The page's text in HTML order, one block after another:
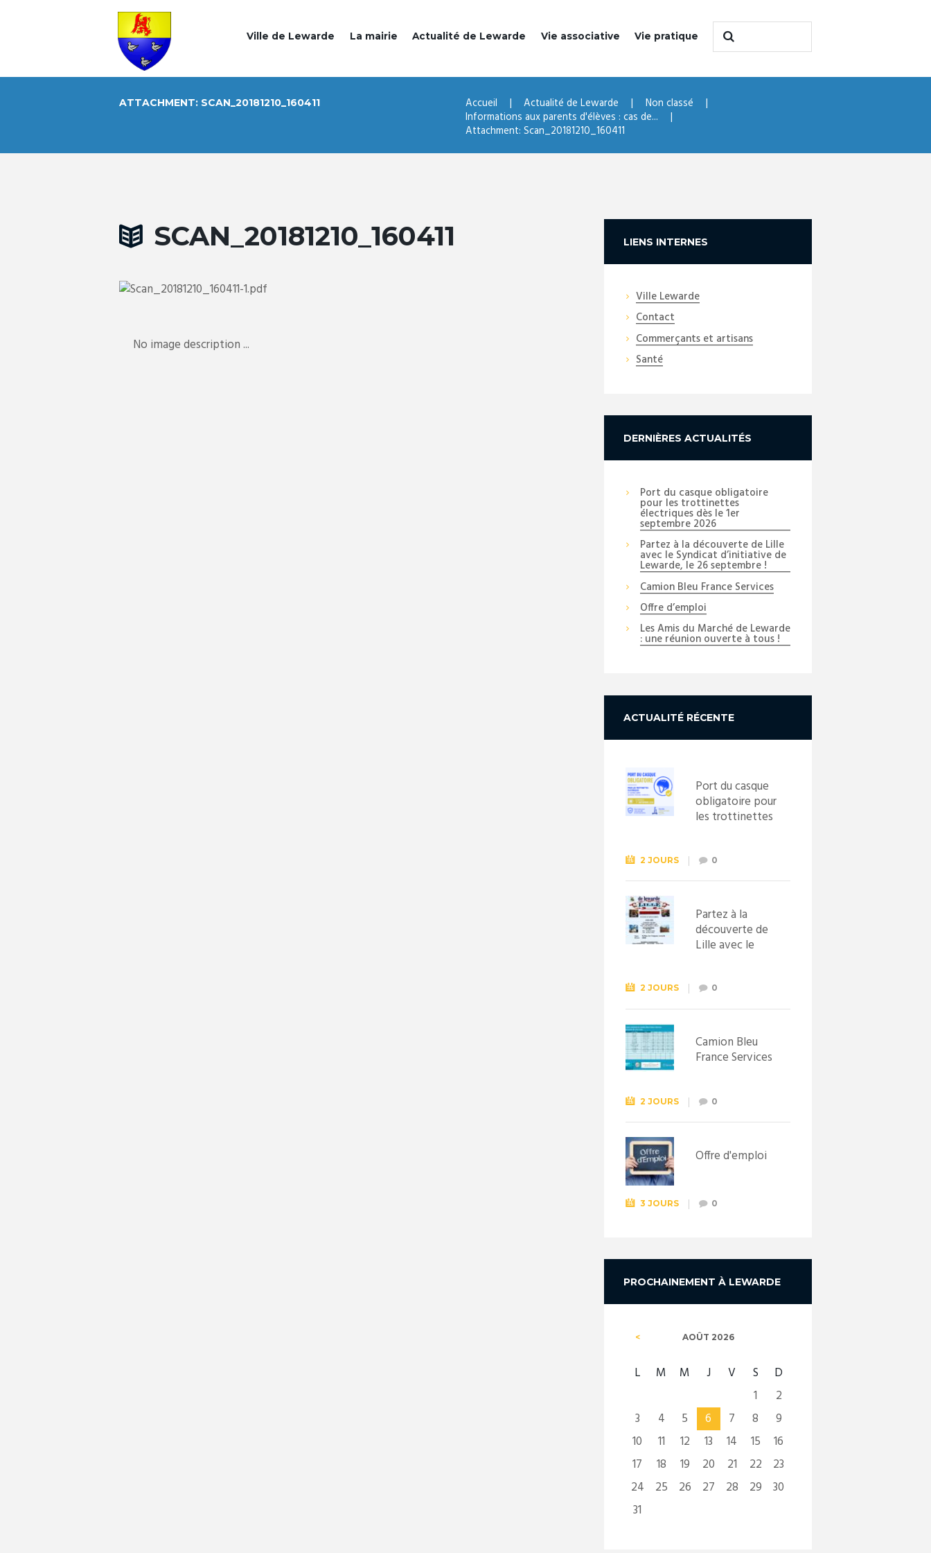
Ville de Lewarde La mairie Actualité de Lewarde Vie associative Vie pratique
ATTACHMENT: SCAN_20181210_160411 Accueil Actualité de Lewarde
Non classé
Informations aux parents d'élèves : cas de...
Attachment: Scan_20181210_160411
SCAN_20181210_160411
No image description ...
LIENS INTERNES
Ville Lewarde
Contact
Commerçants et artisans
Santé
DERNIÈRES ACTUALITÉS
Port du casque obligatoire
pour les trottinettes
électriques dès le 1er
septembre 2026
Partez à la découverte de Lille
avec le Syndicat d’initiative de
Lewarde, le 26 septembre !
Camion Bleu France Services
Offre d’emploi
Les Amis du Marché de Lewarde
: une réunion ouverte à tous !
ACTUALITÉ RÉCENTE
Port du casque
obligatoire pour
les trottinettes
septembre
2026
2 JOURS 0
Partez à la
découverte de
Lille avec le
Lewarde, le 26
septembre !
2 JOURS 0
Camion Bleu
France Services
2 JOURS 0
Offre d'emploi
3 JOURS 0
PROCHAINEMENT À LEWARDE
AOÛT 2026
L M M J V S
D
1
2
3
4 5 6 7 8
9
10
11 12 13 14 15
16
17
18 19 20 21 22
23
24
25 26 27 28 29
30
31